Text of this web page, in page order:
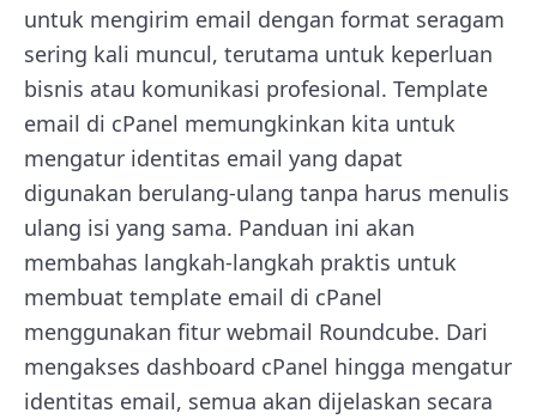
untuk mengirim email dengan format seragam
sering kali muncul, terutama untuk keperluan
bisnis atau komunikasi profesional. Template
email di cPanel memungkinkan kita untuk
mengatur identitas email yang dapat
digunakan berulang-ulang tanpa harus menulis
ulang isi yang sama. Panduan ini akan
membahas langkah-langkah praktis untuk
membuat template email di cPanel
menggunakan fitur webmail Roundcube. Dari
mengakses dashboard cPanel hingga mengatur
identitas email, semua akan dijelaskan secara